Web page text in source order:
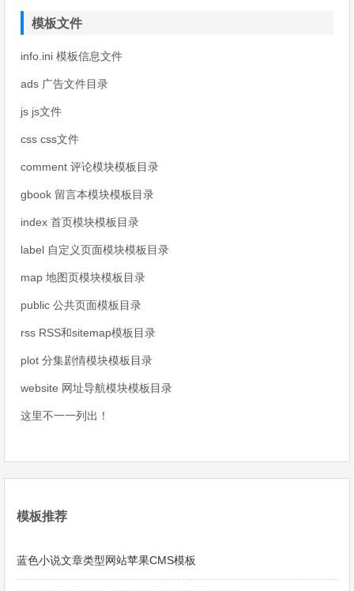
模板文件
info.ini 模板信息文件
ads 广告文件目录
js js文件
css css文件
comment 评论模块模板目录
gbook 留言本模块模板目录
index 首页模块模板目录
label 自定义页面模块模板目录
map 地图页模块模板目录
public 公共页面模板目录
rss RSS和sitemap模板目录
plot 分集剧情模块模板目录
website 网址导航模块模板目录
这里不一一列出！
模板推荐
蓝色小说文章类型网站苹果CMS模板